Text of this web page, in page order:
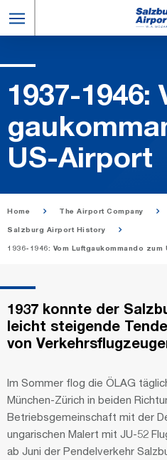
1937-
US-Air­port
Home The Airport Company
Salzburg Airport History
1936-1946: Vom Luftgaukommando
1937 konnte der
leicht steigende
von
Im Sommer flog die ÖLAG
München-Zürich in beiden
Betriebsgemeinschaft mit der
ungarischen Malert mit JU-52
ab Juni der Pendelverkehr